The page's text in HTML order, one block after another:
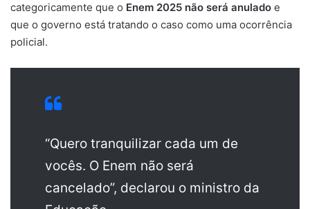
categoricamente que o Enem 2025 não será anulado e
que o governo está tratando o caso como uma ocorrência
policial.
“Quero tranquilizar cada um de
vocês. O Enem não será
cancelado”, declarou o ministro da